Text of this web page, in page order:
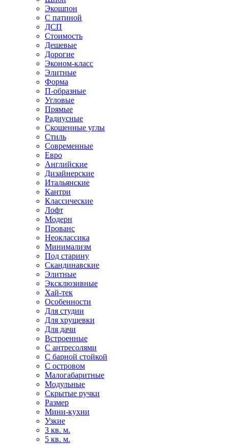
Экошпон
С патиной
ДСП
Стоимость
Дешевые
Дорогие
Эконом-класс
Элитные
Форма
П-образные
Угловые
Прямые
Радиусные
Скошенные углы
Стиль
Современные
Евро
Английские
Дизайнерские
Итальянские
Кантри
Классические
Лофт
Модерн
Прованс
Неоклассика
Минимализм
Под старину
Скандинавские
Элитные
Эксклюзивные
Хай-тек
Особенности
Для студии
Для хрущевки
Для дачи
Встроенные
С антресолями
С барной стойкой
С островом
Малогабаритные
Модульные
Скрытые ручки
Размер
Мини-кухни
Узкие
3 кв. м.
5 кв. м.